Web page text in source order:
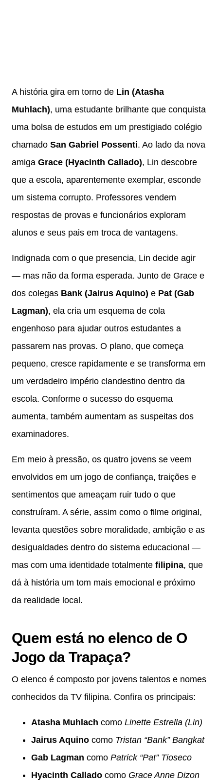
A história gira em torno de Lin (Atasha
Muhlach), uma estudante brilhante que conquista
uma bolsa de estudos em um prestigiado colégio
chamado San Gabriel Possenti. Ao lado da nova
amiga Grace (Hyacinth Callado), Lin descobre
que a escola, aparentemente exemplar, esconde
um sistema corrupto. Professores vendem
respostas de provas e funcionários exploram
alunos e seus pais em troca de vantagens.
Indignada com o que presencia, Lin decide agir
— mas não da forma esperada. Junto de Grace e
dos colegas Bank (Jairus Aquino) e Pat (Gab
Lagman), ela cria um esquema de cola
engenhoso para ajudar outros estudantes a
passarem nas provas. O plano, que começa
pequeno, cresce rapidamente e se transforma em
um verdadeiro império clandestino dentro da
escola. Conforme o sucesso do esquema
aumenta, também aumentam as suspeitas dos
examinadores.
Em meio à pressão, os quatro jovens se veem
envolvidos em um jogo de confiança, traições e
sentimentos que ameaçam ruir tudo o que
construíram. A série, assim como o filme original,
levanta questões sobre moralidade, ambição e as
desigualdades dentro do sistema educacional —
mas com uma identidade totalmente filipina, que
dá à história um tom mais emocional e próximo
da realidade local.
Quem está no elenco de O
Jogo da Trapaça?
O elenco é composto por jovens talentos e nomes
conhecidos da TV filipina. Confira os principais:
Atasha Muhlach como Linette Estrella (Lin)
Jairus Aquino como Tristan “Bank” Bangkat
Gab Lagman como Patrick “Pat” Tioseco
Hyacinth Callado como Grace Anne Dizon